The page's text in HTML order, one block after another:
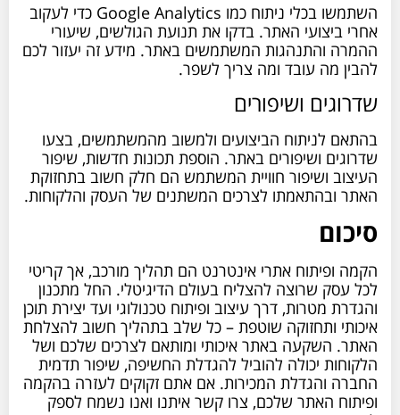
השתמשו בכלי ניתוח כמו Google Analytics כדי לעקוב
אחרי ביצועי האתר. בדקו את תנועת הגולשים, שיעורי
ההמרה והתנהגות המשתמשים באתר. מידע זה יעזור לכם
להבין מה עובד ומה צריך לשפר.
שדרוגים ושיפורים
בהתאם לניתוח הביצועים ולמשוב מהמשתמשים, בצעו
שדרוגים ושיפורים באתר. הוספת תכונות חדשות, שיפור
העיצוב ושיפור חוויית המשתמש הם חלק חשוב בתחזוקת
האתר ובהתאמתו לצרכים המשתנים של העסק והלקוחות.
סיכום
הקמה ופיתוח אתרי אינטרנט הם תהליך מורכב, אך קריטי
לכל עסק שרוצה להצליח בעולם הדיגיטלי. החל מתכנון
והגדרת מטרות, דרך עיצוב ופיתוח טכנולוגי ועד יצירת תוכן
איכותי ותחזוקה שוטפת – כל שלב בתהליך חשוב להצלחת
האתר. השקעה באתר איכותי ומותאם לצרכים שלכם ושל
הלקוחות יכולה להוביל להגדלת החשיפה, שיפור תדמית
החברה והגדלת המכירות. אם אתם זקוקים לעזרה בהקמה
ופיתוח האתר שלכם, צרו קשר איתנו ואנו נשמח לספק